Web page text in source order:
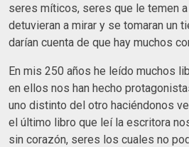
seres míticos, seres que le temen
detuvieran a mirar y se tomaran un
darían cuenta de que hay muchos
En mis 250 años he leído muchos
en ellos nos han hecho
uno distinto del otro haciéndonos
el último libro que leí la escritora
sin corazón, seres los cuales no